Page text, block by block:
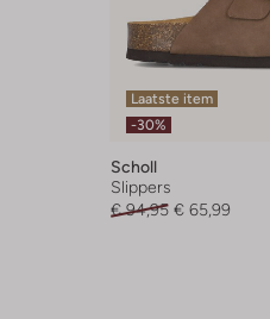
Laatste item
-30%
Scholl
Slippers
€ 94,95 € 65,99